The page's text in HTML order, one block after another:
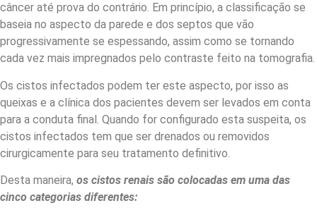
câncer até prova do contrário. Em princípio, a classificação se
baseia no aspecto da parede e dos septos que vão
progressivamente se espessando, assim como se tornando
cada vez mais impregnados pelo contraste feito na tomografia.
Os cistos infectados podem ter este aspecto, por isso as
queixas e a clínica dos pacientes devem ser levados em conta
para a conduta final. Quando for configurado esta suspeita, os
cistos infectados tem que ser drenados ou removidos
cirurgicamente para seu tratamento definitivo.
Desta maneira, os cistos renais são colocadas em uma das
cinco categorias diferentes: